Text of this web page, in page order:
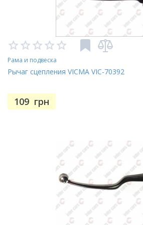
Рама и подвеска
Рычаг сцепления VICMA VIC-70392
109 грн